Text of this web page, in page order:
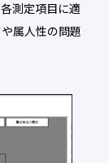
測定項目に適
属人性の問題